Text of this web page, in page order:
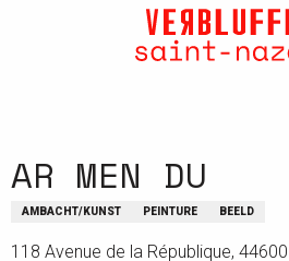
AR MEN DU
AMBACHT/KUNST PEINTURE BEELD
118 Avenue de la République,